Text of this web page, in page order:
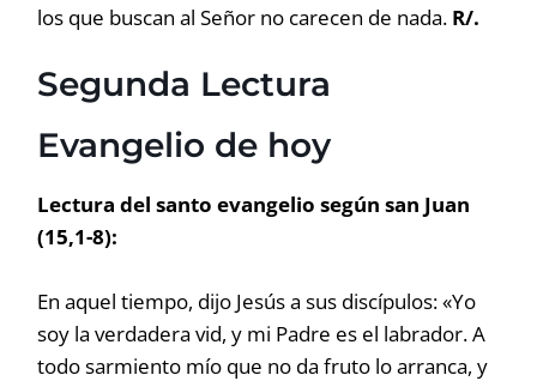
los que buscan al Señor no carecen de nada. R/.
Segunda Lectura
Evangelio de hoy
Lectura del santo evangelio según san Juan
(15,1-8):
En aquel tiempo, dijo Jesús a sus discípulos: «Yo
soy la verdadera vid, y mi Padre es el labrador. A
todo sarmiento mío que no da fruto lo arranca, y